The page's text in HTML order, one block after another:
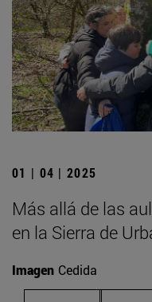
01 | 04 | 2025
Más allá de las
en la Sierra de
Imagen Cedida